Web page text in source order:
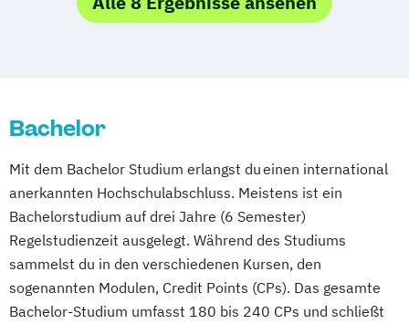
Medizinalfachberufe
Bachelor
Mit dem Bachelor Studium erlangst du einen international
anerkannten Hochschulabschluss. Meistens ist ein
Bachelorstudium auf drei Jahre (6 Semester)
Regelstudienzeit ausgelegt. Während des Studiums
sammelst du in den verschiedenen Kursen, den
sogenannten Modulen, Credit Points (CPs). Das gesamte
Bachelor-Studium umfasst 180 bis 240 CPs und schließt